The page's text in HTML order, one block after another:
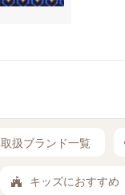
取扱ブランド一覧
キッズにおすすめ